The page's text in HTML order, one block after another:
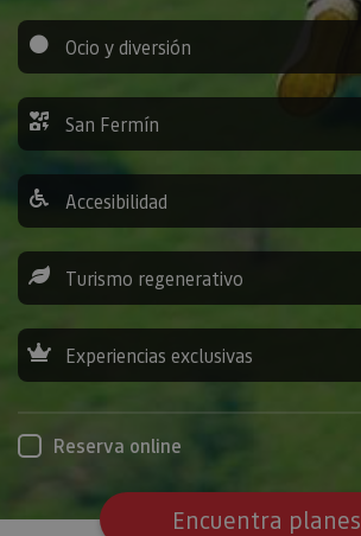
Ocio y diversión
San Fermín
Accesibilidad
Turismo regenerativo
Experiencias exclusivas
Reserva online
Encuentra planes